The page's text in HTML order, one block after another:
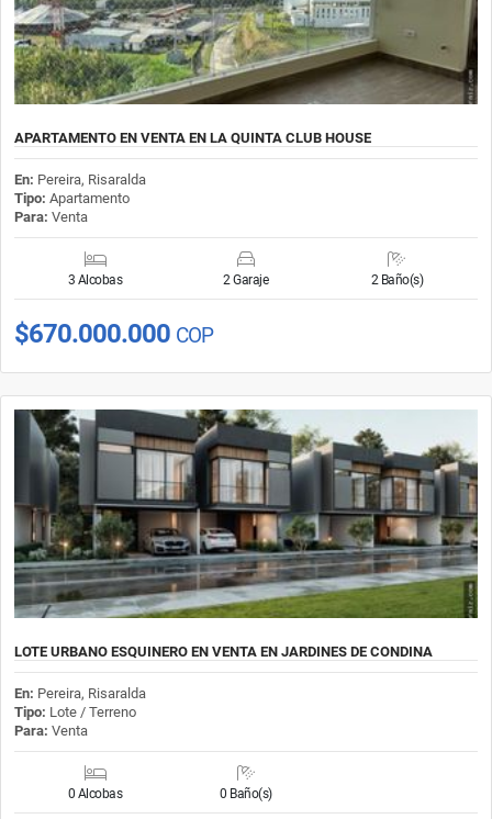
APARTAMENTO EN VENTA EN LA QUINTA CLUB HOUSE
En: Pereira, Risaralda
Tipo: Apartamento
Para: Venta
3 Alcobas 2 Garaje 2 Baño(s)
$670.000.000 COP
LOTE URBANO ESQUINERO EN VENTA EN JARDINES DE CONDINA
En: Pereira, Risaralda
Tipo: Lote / Terreno
Para: Venta
0 Alcobas 0 Baño(s)